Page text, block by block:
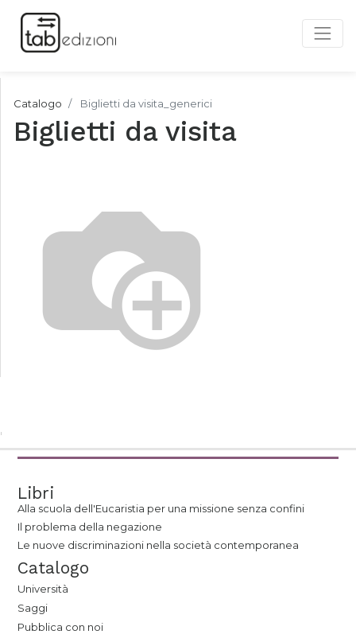
Catalogo Biglietti da visita_generici
Biglietti da visita
Libri
Alla scuola dell'Eucaristia per una missione senza confini
Il problema della negazione
Le nuove discriminazioni nella società contemporanea
Catalogo
Università
Saggi
Pubblica con noi